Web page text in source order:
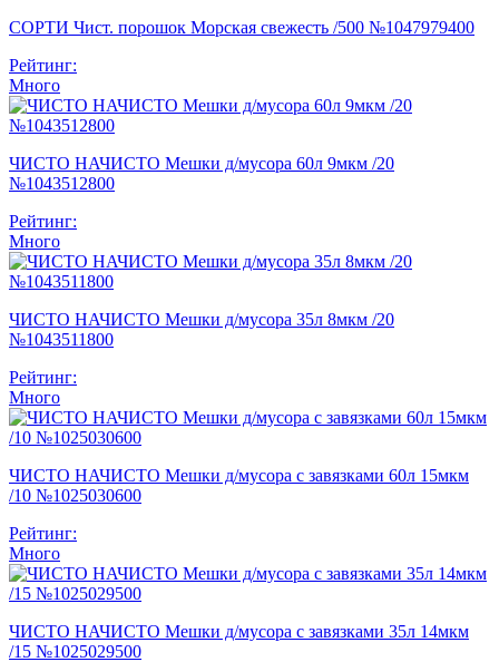
СОРТИ Чист. порошок Морская свежесть /500 №1047979400
Рейтинг:
Много
ЧИСТО НАЧИСТО Мешки д/мусора 60л 9мкм /20
№1043512800
Рейтинг:
Много
ЧИСТО НАЧИСТО Мешки д/мусора 35л 8мкм /20
№1043511800
Рейтинг:
Много
ЧИСТО НАЧИСТО Мешки д/мусора с завязками 60л 15мкм
/10 №1025030600
Рейтинг:
Много
ЧИСТО НАЧИСТО Мешки д/мусора с завязками 35л 14мкм
/15 №1025029500